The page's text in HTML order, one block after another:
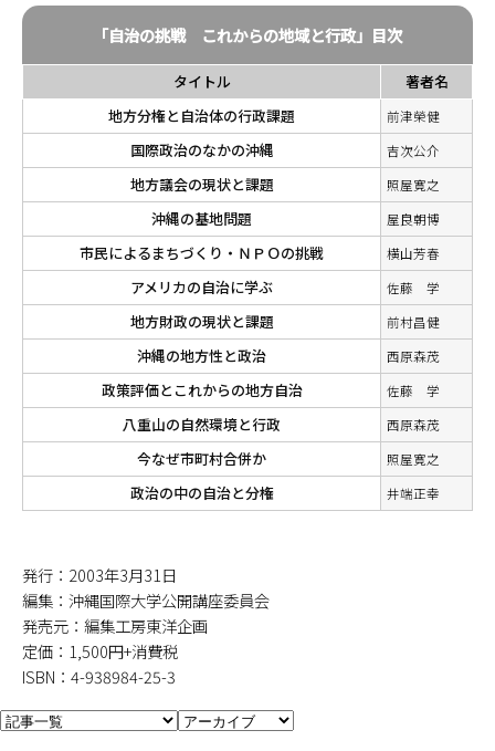
「自治の挑戦 これからの地域と行政」目次
タイトル
著者名
地方分権と自治体の行政課題
前津榮健
国際政治のなかの沖縄 吉次公介
地方議会の現状と課題 照屋寛之
沖縄の基地問題 屋良朝博
市民によるまちづくり・ＮＰＯの挑戦 横山芳春
アメリカの自治に学ぶ 佐藤 学
地方財政の現状と課題 前村昌健
沖縄の地方性と政治 西原森茂
政策評価とこれからの地方自治 佐藤 学
八重山の自然環境と行政 西原森茂
今なぜ市町村合併か 照屋寛之
政治の中の自治と分権 井端正幸
発行：2003年3月31日
編集：沖縄国際大学公開講座委員会
発売元：編集工房東洋企画
定価：1,500円+消費税
ISBN：4-938984-25-3